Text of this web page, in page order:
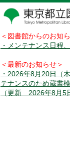
＜図書館からのお知
・メンテナンス日程
＜最新のお知らせ＞
・2026年8月20日（
テナンスのため蔵書
（更新 2026年8月5